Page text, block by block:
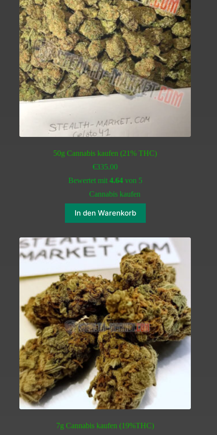
50g Cannabis kaufen (21% THC)
€335.00
Bewertet mit 4.64von 5
Cannabis kaufen
In den Warenkorb
7g Cannabis kaufen (19%THC)